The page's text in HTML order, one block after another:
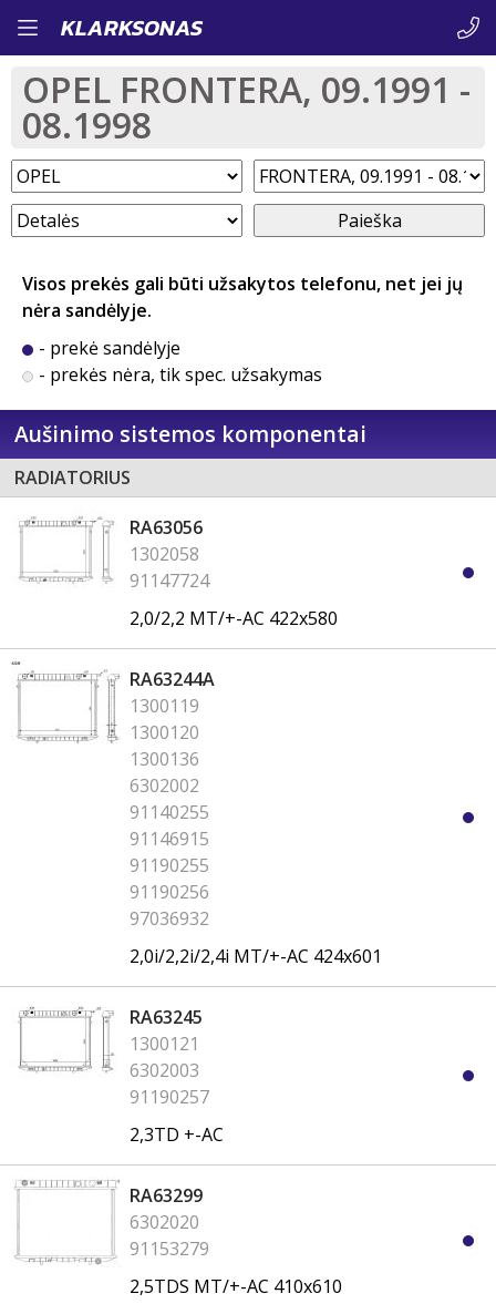
Pereiti
į
pagrindinį
turinį
KLARKSONAS
OPEL FRONTERA, 09.1991 -
08.1998
Paieška
Visos prekės gali būti užsakytos telefonu, net jei jų
nėra sandėlyje.
- prekė sandėlyje
- prekės nėra, tik spec. užsakymas
Aušinimo sistemos komponentai
RADIATORIUS
RA63056
1302058
91147724
2,0/2,2 MT/+-AC 422x580
RA63244A
1300119
1300120
1300136
6302002
91140255
91146915
91190255
91190256
97036932
2,0i/2,2i/2,4i MT/+-AC 424x601
RA63245
1300121
6302003
91190257
2,3TD +-AC
RA63299
6302020
91153279
2,5TDS MT/+-AC 410x610